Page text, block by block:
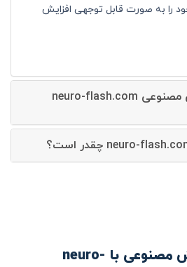
را به صورت قابل توجهی افزایش
مزایای استفاده از هوش مصنوعی neuro-flash.com
ابزارهای مرتبط هوش مصنوعی با neuro-